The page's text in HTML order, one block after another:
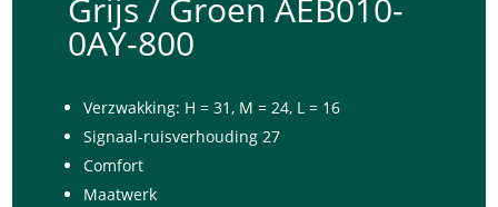
Grijs / Groen AEB010-
0AY-800
Verzwakking: H = 31, M = 24, L = 16
Signaal-ruisverhouding 27
Comfort
Maatwerk